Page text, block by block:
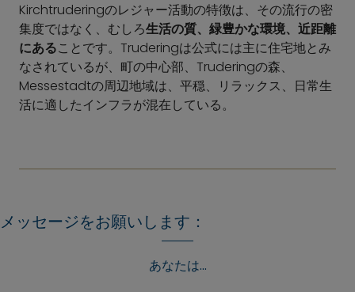
Kirchtruderingのレジャー活動の特徴は、その流行の密
集度ではなく、むしろ生活の質、緑豊かな環境、近距離
にあることです。Truderingは公式には主に住宅地とみ
なされているが、町の中心部、Truderingの森、
Messestadtの周辺地域は、平穏、リラックス、日常生
活に適したインフラが混在している。
メッセージをお願いします：
あなたは...